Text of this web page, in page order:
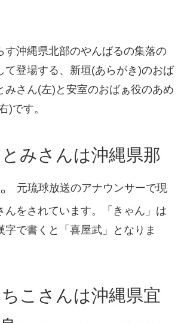
す沖縄県北部のやんばるの集落の
て登場する、新垣(あらがき)のおば
みさん(左)と安室のおばぁ役のあめ
)です。
みさんは沖縄県那
元琉球放送のアナウンサーで現
んをされています。「きゃん」は
字で書くと「喜屋武」となりま
こさんは沖縄県宜